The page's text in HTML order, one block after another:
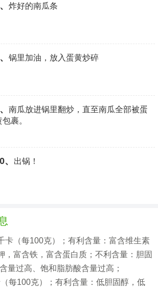
炸好的南瓜条
锅里加油，放入蛋黄炒碎
南瓜放进锅里翻炒，直至南瓜全部被蛋
包裹。
、 出锅！
卡（每100克）；有利含量：富含维生素
，富含铁，富含蛋白质；不利含量：胆固
量过高、饱和脂肪酸含量过高；
每100克）；有利含量：低胆固醇，低